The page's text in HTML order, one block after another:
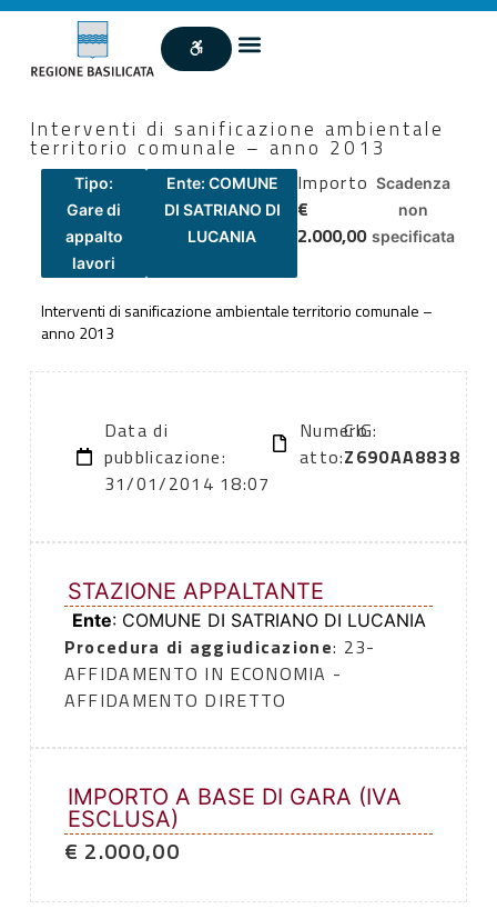
Interventi di sanificazione ambientale
territorio comunale – anno 2013
Tipo:
Gare di
appalto
lavori
Ente: COMUNE
DI SATRIANO DI
LUCANIA
Importo
€
2.000,00
Scadenza
non
specificata
Interventi di sanificazione ambientale territorio comunale –
anno 2013
Data di
pubblicazione:
31/01/2014 18:07
Numero
atto:
CIG:
Z690AA8838
STAZIONE APPALTANTE
Ente: COMUNE DI SATRIANO DI LUCANIA
Procedura di aggiudicazione: 23-
AFFIDAMENTO IN ECONOMIA -
AFFIDAMENTO DIRETTO
IMPORTO A BASE DI GARA (IVA
ESCLUSA)
€ 2.000,00